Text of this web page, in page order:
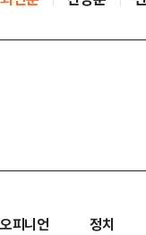
오피니언 정치